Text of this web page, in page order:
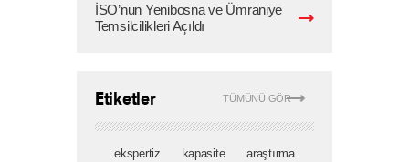
İSO’nun Yenibosna ve Ümraniye
Temsilcilikleri Açıldı
TÜMÜNÜ GÖR
Etiketler
ekspertiz kapasite
araştırma